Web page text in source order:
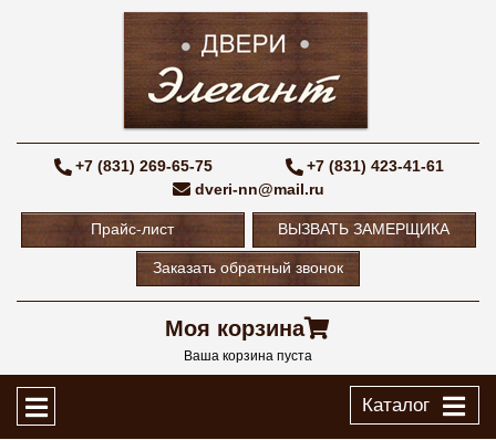
+7 (831) 269-65-75
+7 (831) 423-41-61
dveri-nn@mail.ru
Прайс-лист ВЫЗВАТЬ ЗАМЕРЩИКА
Заказать обратный звонок
Моя корзина
Ваша корзина пуста
Каталог